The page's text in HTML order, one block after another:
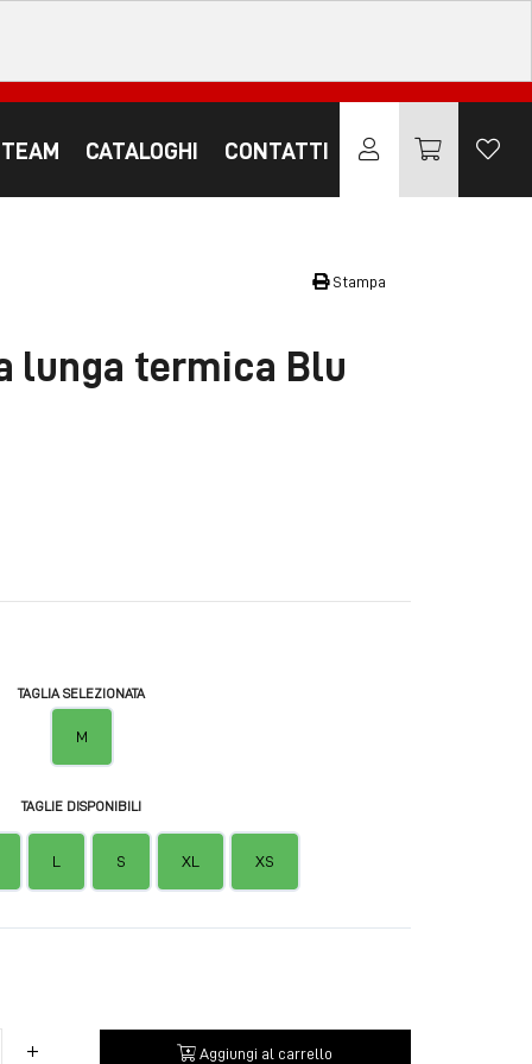
CATALOGHI CONTATTI
Stampa
lunga termica Blu
TAGLIA SELEZIONATA
M
TAGLIE DISPONIBILI
L S XL XS
Aggiungi al carrello